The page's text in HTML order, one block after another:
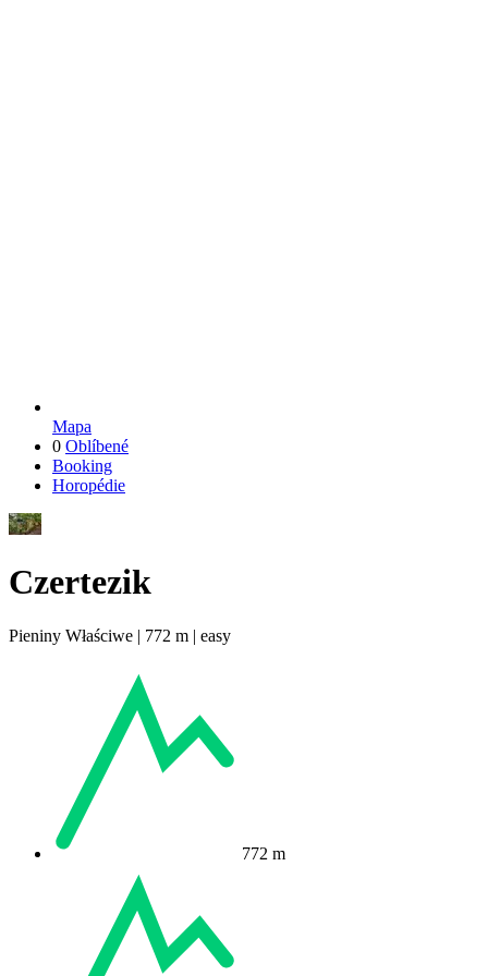
Mapa
0 Oblíbené
Booking
Horopédie
Czertezik
Pieniny Właściwe | 772 m | easy
772 m